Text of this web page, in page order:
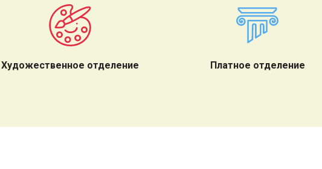
Художественное отделение Платное отделение